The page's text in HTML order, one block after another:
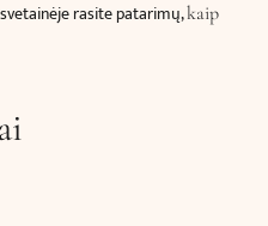
rasite patarimų,kaip